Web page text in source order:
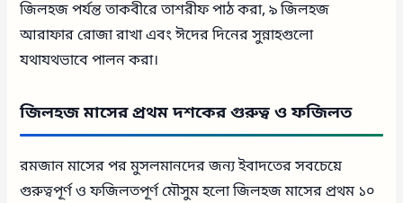
জিলহজ পর্যন্ত তাকবীরে তাশরীফ পাঠ করা, ৯ জিলহজ
আরাফার রোজা রাখা এবং ঈদের দিনের সুন্নাহগুলো
যথাযথভাবে পালন করা।
জিলহজ মাসের প্রথম দশকের গুরুত্ব ও ফজিলত
রমজান মাসের পর মুসলমানদের জন্য ইবাদতের সবচেয়ে
গুরুত্বপূর্ণ ও ফজিলতপূর্ণ মৌসুম হলো জিলহজ মাসের প্রথম ১০